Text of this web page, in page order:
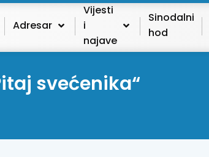
Adresar
Vijesti
i
najave
Sinodalni
hod
svećenika“